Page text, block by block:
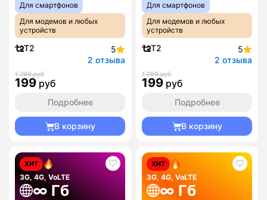
Для смартфонов
Для модемов и любых
устройств
T2
5
2 отзыва
1 299 руб
199 руб
Подробнее
В корзину
Для смартфонов
Для модемов и любых
устройств
T2
5
2 отзыва
1 299 руб
199 руб
Подробнее
В корзину
ХИТ
3G, 4G, VoLTE
∞ Гб
ХИТ
3G, 4G, VoLTE
∞ Гб